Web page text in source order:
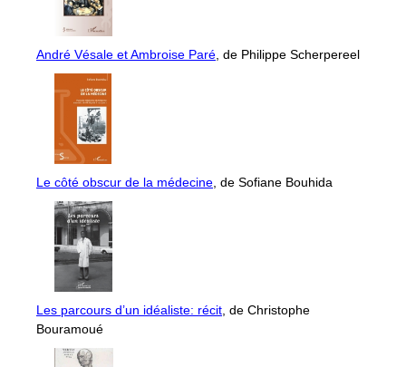
André Vésale et Ambroise Paré , de Philippe Scherpereel
Le côté obscur de la médecine , de Sofiane Bouhida
Les parcours d’un idéaliste: récit , de Christophe
Bouramoué